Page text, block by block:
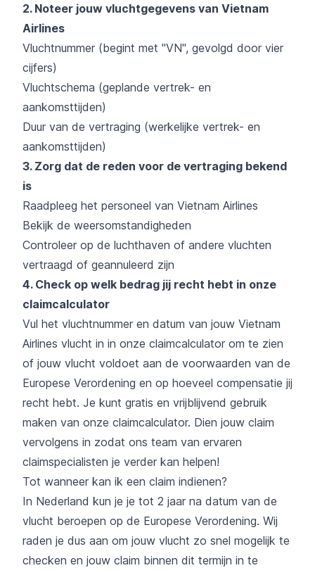
2. Noteer jouw vluchtgegevens van Vietnam
Airlines
Vluchtnummer (begint met "VN", gevolgd door vier
cijfers)
Vluchtschema (geplande vertrek- en
aankomsttijden)
Duur van de vertraging (werkelijke vertrek- en
aankomsttijden)
3. Zorg dat de reden voor de vertraging bekend
is
Raadpleeg het personeel van Vietnam Airlines
Bekijk de weersomstandigheden
Controleer op de luchthaven of andere vluchten
vertraagd of geannuleerd zijn
4. Check op welk bedrag jij recht hebt in onze
claimcalculator
Vul het vluchtnummer en datum van jouw Vietnam
Airlines vlucht in in onze claimcalculator om te zien
of jouw vlucht voldoet aan de voorwaarden van de
Europese Verordening en op hoeveel compensatie jij
recht hebt. Je kunt gratis en vrijblijvend gebruik
maken van onze claimcalculator. Dien jouw claim
vervolgens in zodat ons team van ervaren
claimspecialisten je verder kan helpen!
Tot wanneer kan ik een claim indienen?
In Nederland kun je je tot 2 jaar na datum van de
vlucht beroepen op de Europese Verordening. Wij
raden je dus aan om jouw vlucht zo snel mogelijk te
checken en jouw claim binnen dit termijn in te